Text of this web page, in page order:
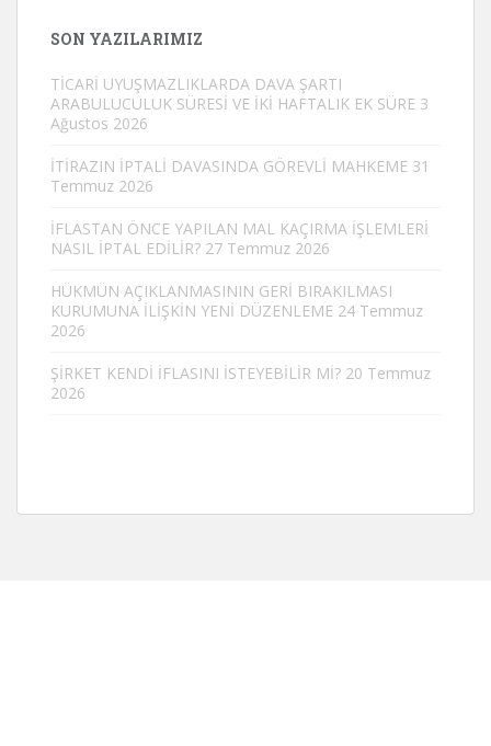
SON YAZILARIMIZ
TİCARİ UYUŞMAZLIKLARDA DAVA ŞARTI
ARABULUCULUK SÜRESİ VE İKİ HAFTALIK EK SÜRE 3
Ağustos 2026
İTİRAZIN İPTALİ DAVASINDA GÖREVLİ MAHKEME 31
Temmuz 2026
İFLASTAN ÖNCE YAPILAN MAL KAÇIRMA İŞLEMLERİ
NASIL İPTAL EDİLİR? 27 Temmuz 2026
HÜKMÜN AÇIKLANMASININ GERİ BIRAKILMASI
KURUMUNA İLİŞKİN YENİ DÜZENLEME 24 Temmuz
2026
ŞİRKET KENDİ İFLASINI İSTEYEBİLİR Mİ? 20 Temmuz
2026